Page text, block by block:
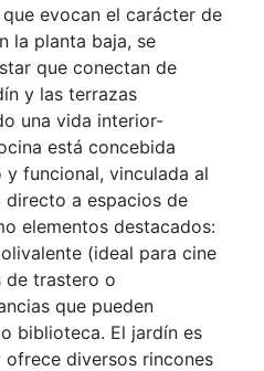
evocan el carácter de
la planta baja, se
que conectan de
y las terrazas
una vida interior-
está concebida
funcional, vinculada al
a espacios de
elementos destacados:
(ideal para cine
de trastero o
que pueden
biblioteca. El jardín es
diversos rincones